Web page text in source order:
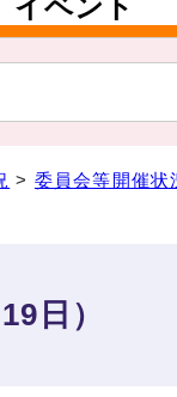
イベント
> 委員会等開催状
日）